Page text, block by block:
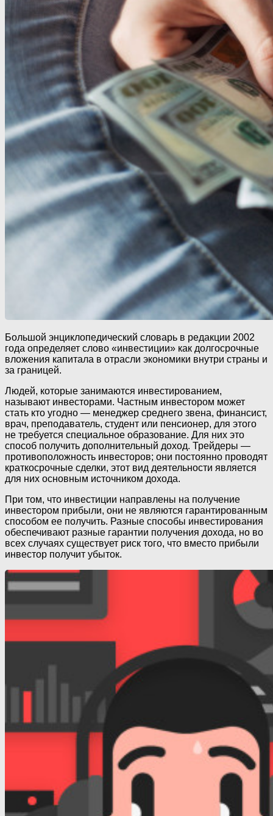
Большой энциклопедический словарь в редакции 2002
года определяет слово «инвестиции» как долгосрочные
вложения капитала в отрасли экономики внутри страны и
за границей.
Людей, которые занимаются инвестированием,
называют инвесторами. Частным инвестором может
стать кто угодно — менеджер среднего звена, финансист,
врач, преподаватель, студент или пенсионер, для этого
не требуется специальное образование. Для них это
способ получить дополнительный доход. Трейдеры —
противоположность инвесторов; они постоянно проводят
краткосрочные сделки, этот вид деятельности является
для них основным источником дохода.
При том, что инвестиции направлены на получение
инвестором прибыли, они не являются гарантированным
способом ее получить. Разные способы инвестирования
обеспечивают разные гарантии получения дохода, но во
всех случаях существует риск того, что вместо прибыли
инвестор получит убыток.